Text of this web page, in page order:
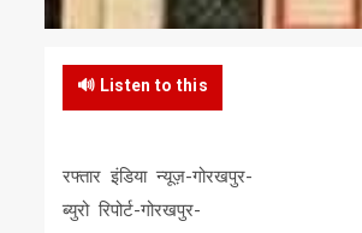
🔊 Listen to this
रफ्तार इंडिया न्यूज़-गोरखपुर-
ब्युरो रिपोर्ट-गोरखपुर-